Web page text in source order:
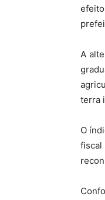
A
terra
O
fiscal